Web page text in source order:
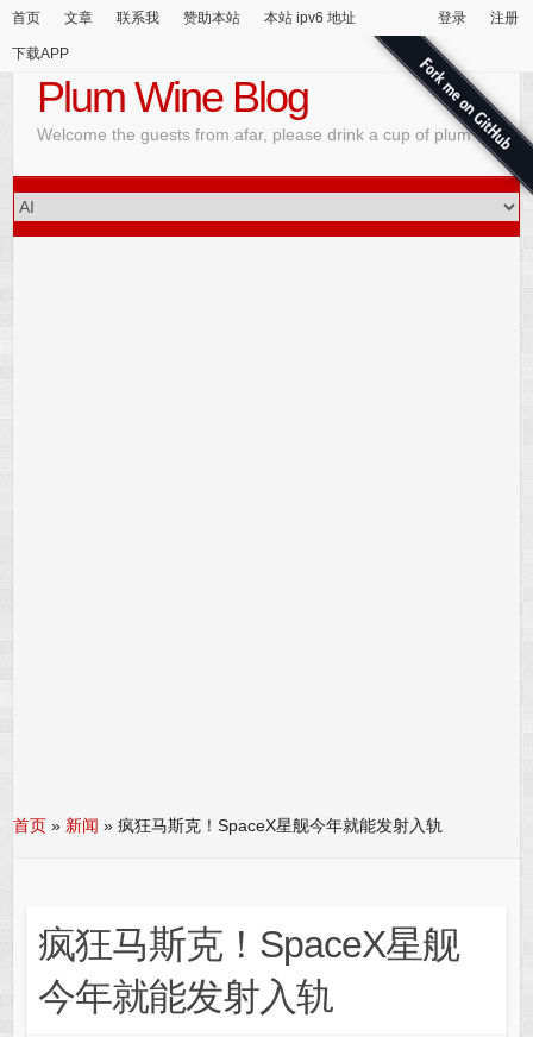
首页 文章 联系我 赞助本站 本站 ipv6 地址
下载APP
登录 注册
Plum Wine Blog
Welcome the guests from afar, please drink a cup of plum wine
首页 » 新闻 »疯狂马斯克！SpaceX星舰今年就能发射入轨
疯狂马斯克！SpaceX星舰
今年就能发射入轨